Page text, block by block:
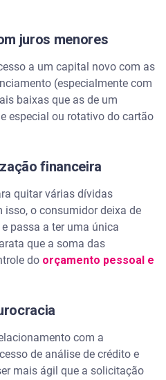
juros menores
a um capital novo com as
(especialmente com
baixas que as de um
especial ou rotativo do cartão
financeira
quitar várias dívidas
isso, o consumidor deixa de
passa a ter uma única
que a soma das
do orçamento pessoal e
com a
de análise de crédito e
mais ágil que a solicitação